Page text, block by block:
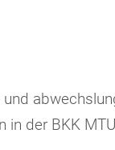
in der BKK